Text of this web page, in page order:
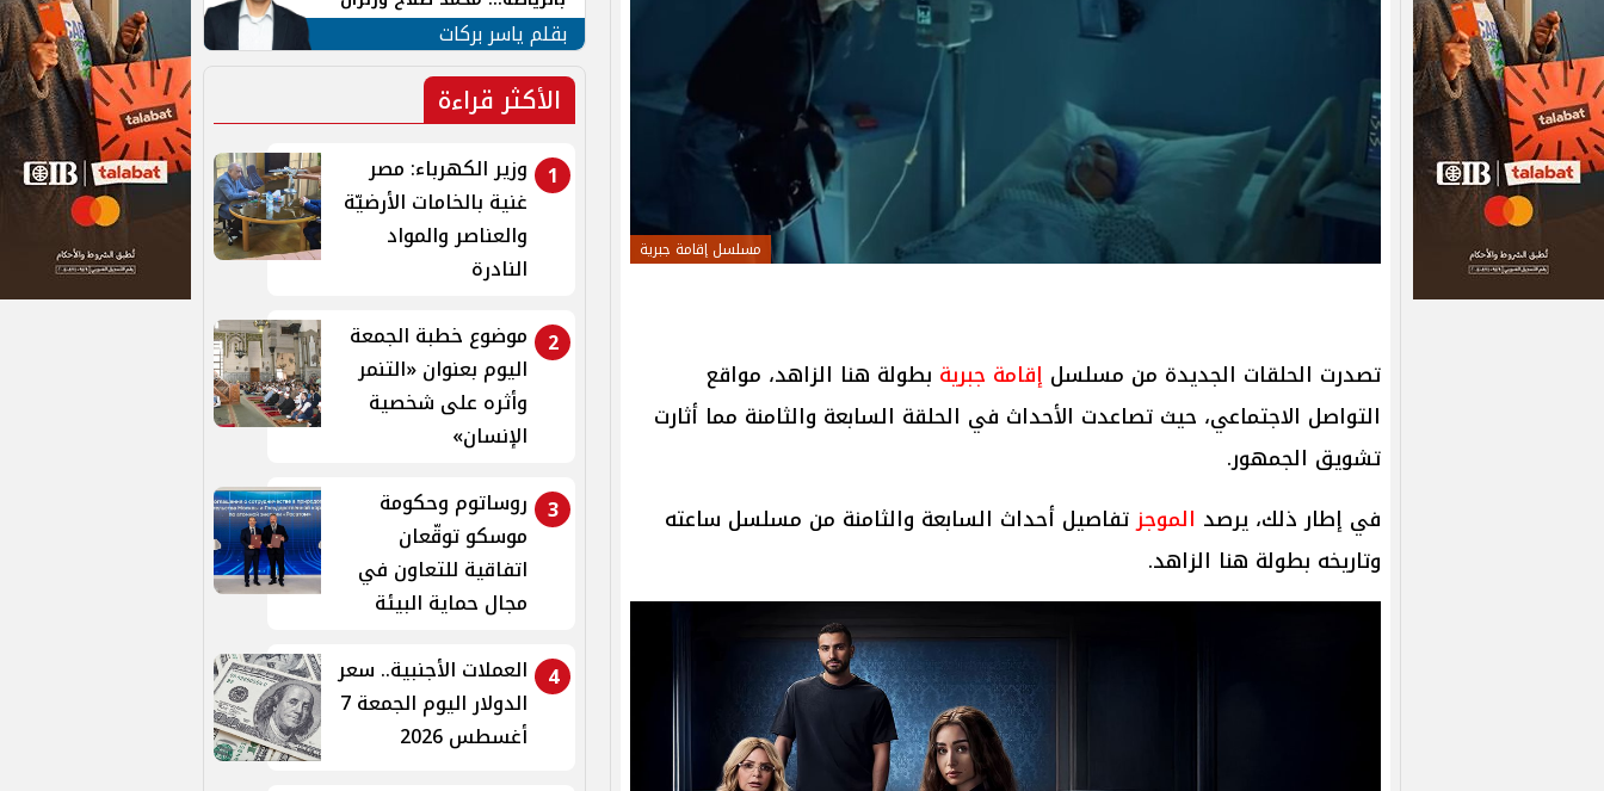
مسلسل إقامة جبرية
تصدرت الحلقات الجديدة من مسلسل إقامة جبرية بطولة هنا الزاهد، مواقع
التواصل الاجتماعي، حيث تصاعدت الأحداث في الحلقة السابعة والثامنة مما أثارت
تشويق الجمهور.
في إطار ذلك، يرصد الموجزتفاصيل أحداث السابعة والثامنة من مسلسل ساعته
وتاريخه بطولة هنا الزاهد.
الهوية في الشارع التركي
بقلم ياسر بركات
الأكثر قراءة
1
وزير الكهرباء: مصر
غنية بالخامات الأرضيّة
والعناصر والمواد
النادرة
2
موضوع خطبة الجمعة
اليوم بعنوان «التنمر
وأثره على شخصية
الإنسان»
3 روساتوم وحكومة
موسكو توقّعان
اتفاقية للتعاون في
مجال حماية البيئة
4
العملات الأجنبية.. سعر
الدولار اليوم الجمعة 7
أغسطس 2026